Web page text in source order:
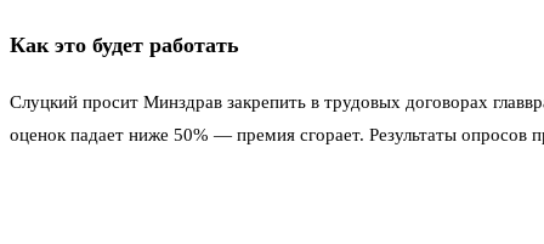
Как это будет работать
Слуцкий просит Минздрав закрепить в трудовых договорах
оценок падает ниже 50% — премия сгорает. Результаты опросов